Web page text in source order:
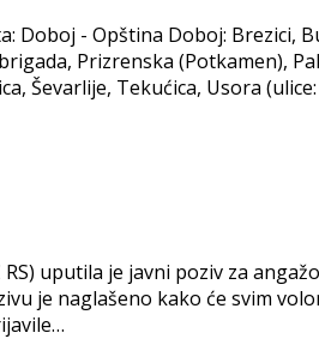
- Opština Doboj: Brezici,
Prizrenska (Potkamen),
Ševarlije, Tekućica, Usora
uputila je javni poziv za
je naglašeno kako će svim